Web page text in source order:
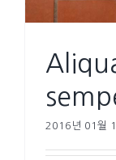
2016년 01월